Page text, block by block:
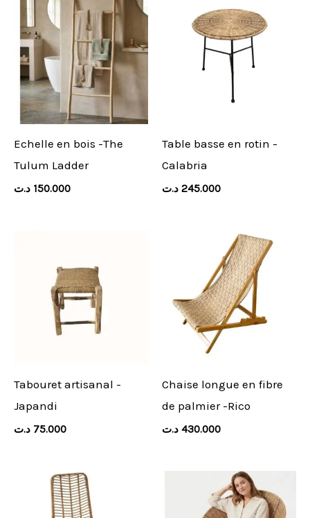
Echelle en bois -The
Tulum Ladder
150.000 د.ت
Table basse en rotin -
Calabria
245.000 د.ت
Tabouret artisanal -
Japandi
75.000 د.ت
Chaise longue en fibre
de palmier -Rico
430.000 د.ت